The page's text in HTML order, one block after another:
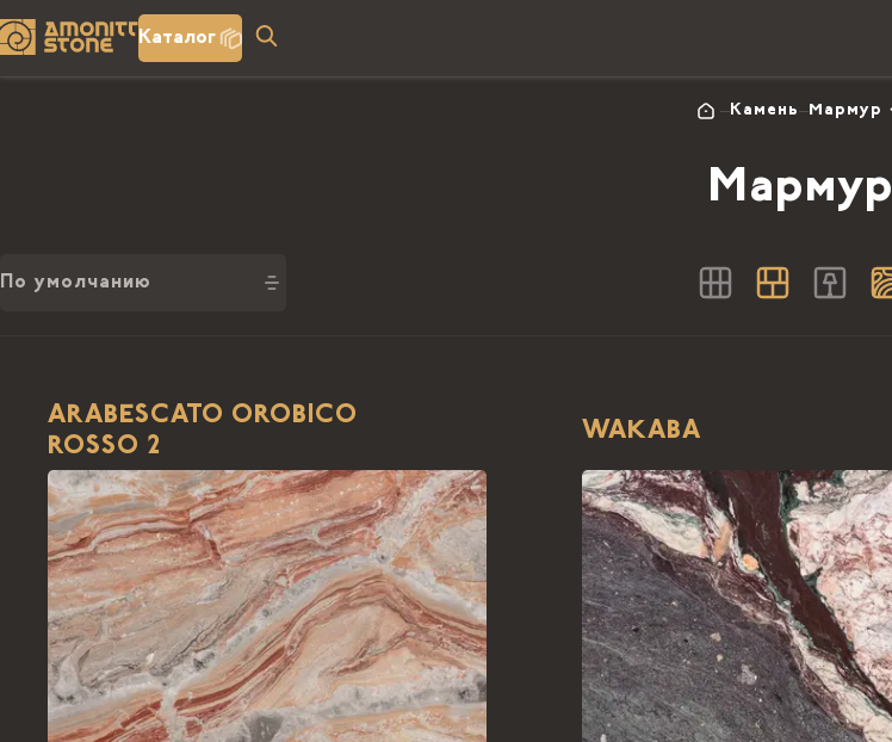
Каталог
Камень Мармур
Мармур
По умолчанию
ARABESCATO OROBICO
ROSSO 2
WAKABA